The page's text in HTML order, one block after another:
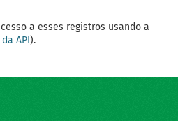
a esses registros usando a
API).